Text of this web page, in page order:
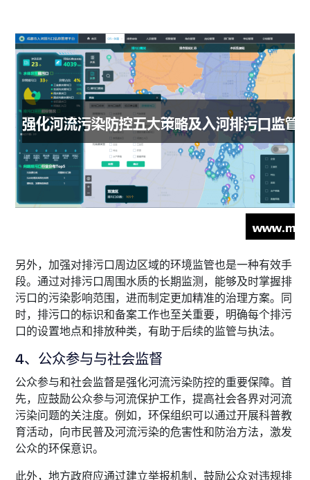
另外，加强对排污口周边区域的环境监管也是一种有效手
段。通过对排污口周围水质的长期监测，能够及时掌握排
污口的污染影响范围，进而制定更加精准的治理方案。同
时，排污口的标识和备案工作也至关重要，明确每个排污
口的设置地点和排放种类，有助于后续的监管与执法。
4、公众参与与社会监督
公众参与和社会监督是强化河流污染防控的重要保障。首
先，应鼓励公众参与河流保护工作，提高社会各界对河流
污染问题的关注度。例如，环保组织可以通过开展科普教
育活动，向市民普及河流污染的危害性和防治方法，激发
公众的环保意识。
此外，地方政府应通过建立举报机制，鼓励公众对违规排